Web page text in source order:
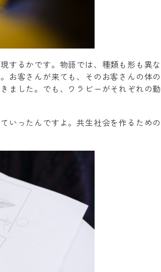
するかです。物語では、種類も形も異な
お客さんが来ても、そのお客さんの体
ました。でも、ワラビーがそれぞれの
いったんですよ。共生社会を作るため